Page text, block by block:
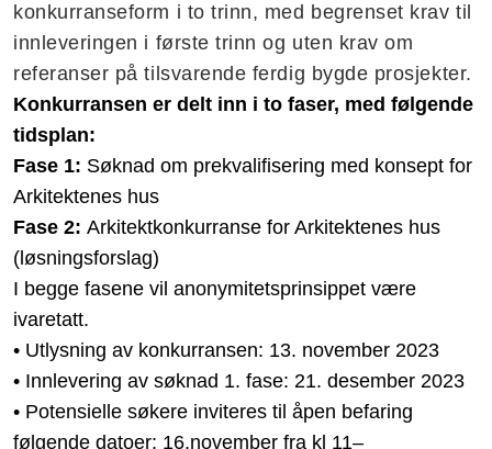
konkurranseform i to trinn, med begrenset krav til
innleveringen i første trinn og uten krav om
referanser på tilsvarende ferdig bygde prosjekter.
Konkurransen er delt inn i to faser, med følgende
tidsplan:
Fase 1: Søknad om prekvalifisering med konsept for
Arkitektenes hus
Fase 2: Arkitektkonkurranse for Arkitektenes hus
(løsningsforslag)
I begge fasene vil anonymitetsprinsippet være
ivaretatt.
• Utlysning av konkurransen: 13. november 2023
• Innlevering av søknad 1. fase: 21. desember 2023
• Potensielle søkere inviteres til åpen befaring
følgende datoer: 16.november fra kl 11–